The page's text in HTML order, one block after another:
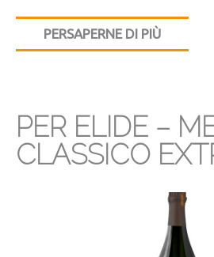
PERSAPERNE DI PIÙ
PER ELIDE –
CLASSICO